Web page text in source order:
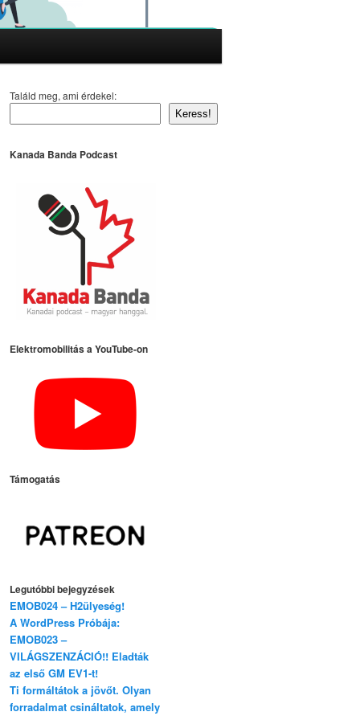
Találd meg, ami érdekel:
Keress!
Kanada Banda Podcast
Elektromobilitás a YouTube-on
Támogatás
Legutóbbi bejegyzések
EMOB024 – H2ülyeség!
A WordPress Próbája:
EMOB023 –
VILÁGSZENZÁCIÓ!! Eladták
az első GM EV1-t!
Ti formáltátok a jövőt. Olyan
forradalmat csináltatok, amely